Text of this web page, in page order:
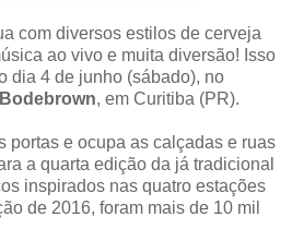
com diversos estilos de cerveja
ao vivo e muita diversão! Isso
dia 4 de junho (sábado), no
, em Curitiba (PR).
portas e ocupa as calçadas e ruas
a quarta edição da já tradicional
inspirados nas quatro estações
de 2016, foram mais de 10 mil